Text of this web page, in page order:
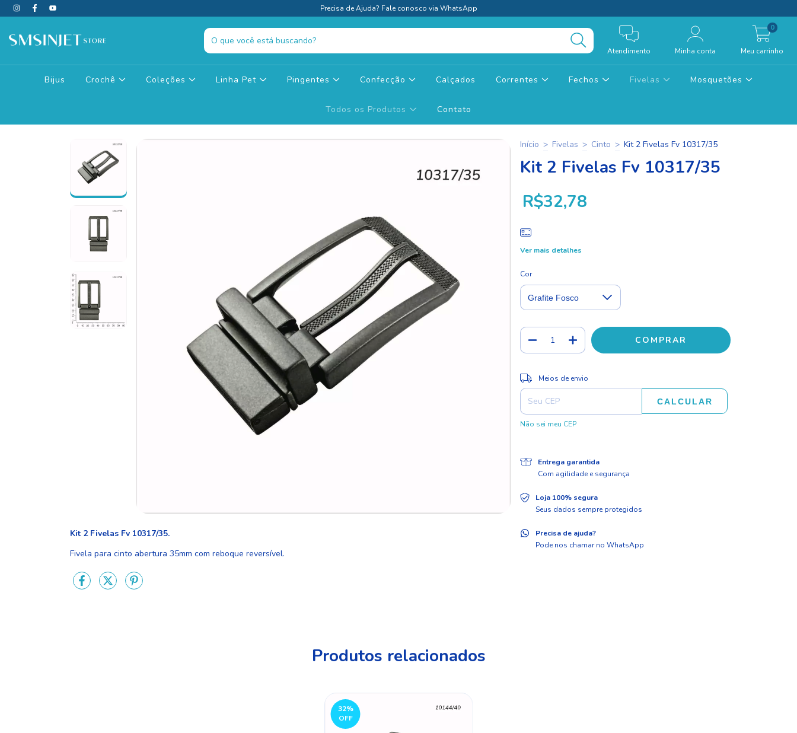
Precisa de Ajuda? Fale conosco via WhatsApp
Atendimento Minha conta Meu carrinho
0
Bijus Crochê Coleções Linha Pet Pingentes Confecção Calçados Correntes Fechos Fivelas Mosquetões
Todos os Produtos Contato
Kit 2 Fivelas Fv 10317/35.
Fivela para cinto abertura 35mm com reboque reversível.
Início > Fivelas > Cinto > Kit 2 Fivelas Fv 10317/35
Kit 2 Fivelas Fv 10317/35
R$32,78
Ver mais detalhes
Cor
Entregas para o CEP:
Meios de envio
CALCULAR
Não sei meu CEP
Entrega garantida
Com agilidade e segurança
Loja 100% segura
Seus dados sempre protegidos
Precisa de ajuda?
Pode nos chamar no WhatsApp
Produtos relacionados
32%
OFF